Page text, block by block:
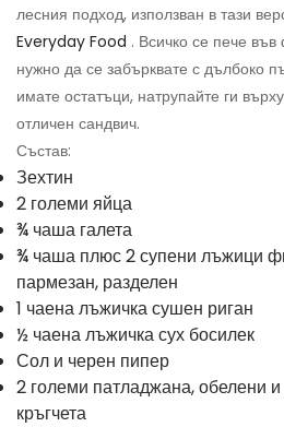
лесния подход, използван в тази
Everyday Food . Всичко се пече
нужно да се забърквате с дълбоко
имате остатъци, натрупайте ги
отличен сандвич.
Състав:
Зехтин
2 големи яйца
¾ чаша галета
¾ чаша плюс 2 супени лъжици
пармезан, разделен
1 чаена лъжичка сушен риган
½ чаена лъжичка сух босилек
Сол и черен пипер
2 големи патладжана, обелени
кръгчета